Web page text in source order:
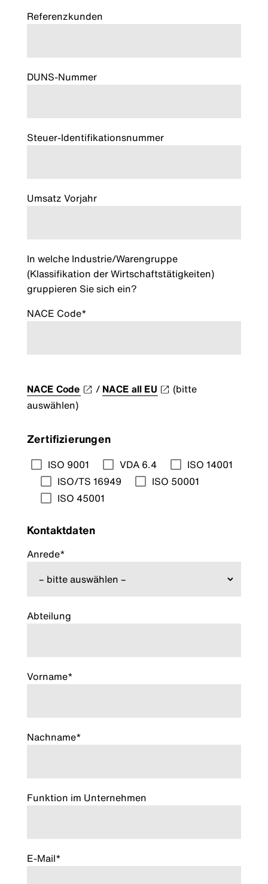
Referenzkunden
DUNS-Nummer
Steuer-Identifikationsnummer
Umsatz Vorjahr
In welche Industrie/Warengruppe
(Klassifikation der Wirtschaftstätigkeiten)
gruppieren Sie sich ein?
NACE Code*
NACE Code / NACE all EU
(bitte
auswählen)
Zertifizierungen
ISO 9001 VDA 6.4
ISO 14001
ISO/TS 16949
ISO 50001
ISO 45001
Kontaktdaten
Anrede*
Abteilung
Vorname*
Nachname*
Funktion im Unternehmen
E-Mail*